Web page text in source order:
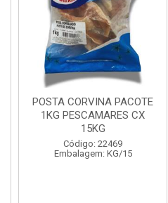
PESCADINHA ESPALMADA
PACOTE1KG
PESCAMARES CX 15KG
Código: 22472
Embalagem: KG/15